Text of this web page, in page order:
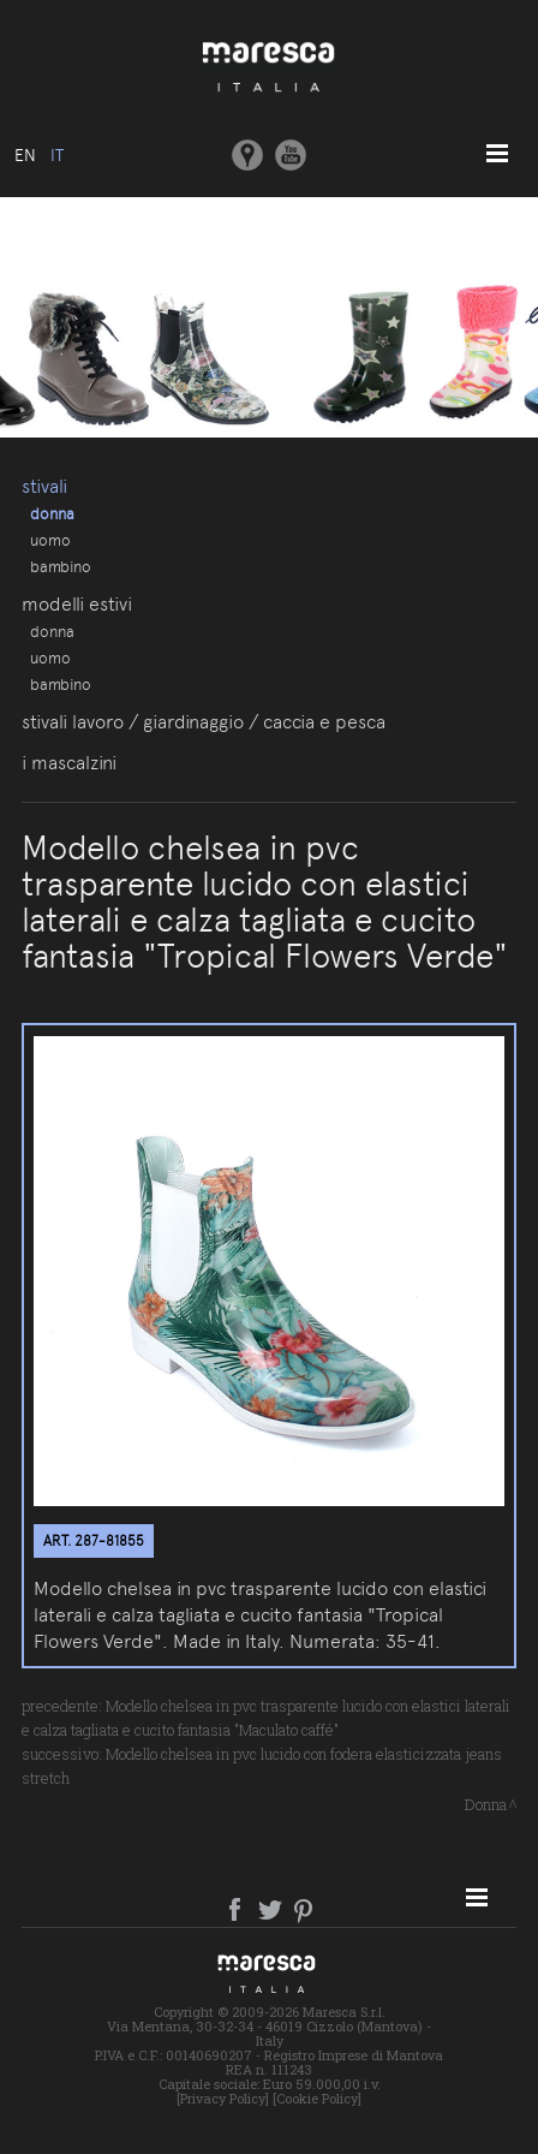
EN IT
STAMPI E MACCHINARI
COMUNICAZIONE
stivali
donna
uomo
bambino
modelli estivi
donna
uomo
bambino
stivali lavoro / giardinaggio / caccia e pesca
i mascalzini
Modello chelsea in pvc
trasparente lucido con elastici
laterali e calza tagliata e cucito
fantasia "Tropical Flowers Verde"
ART. 287-81855
Modello chelsea in pvc trasparente lucido con elastici
laterali e calza tagliata e cucito fantasia "Tropical
Flowers Verde". Made in Italy. Numerata: 35-41.
precedente: Modello chelsea in pvc trasparente lucido con elastici laterali
e calza tagliata e cucito fantasia "Maculato caffé"
successivo: Modello chelsea in pvc lucido con fodera elasticizzata jeans
stretch
Donna
SITE MAP
Copyright © 2009-2026 Maresca S.r.l.
Via Mentana, 30-32-34 - 46019 Cizzolo (Mantova) -
Italy
P.IVA e C.F.: 00140690207 - Registro Imprese di Mantova
REA n. 111243
Capitale sociale: Euro 59.000,00 i.v.
[Privacy Policy] [Cookie Policy]